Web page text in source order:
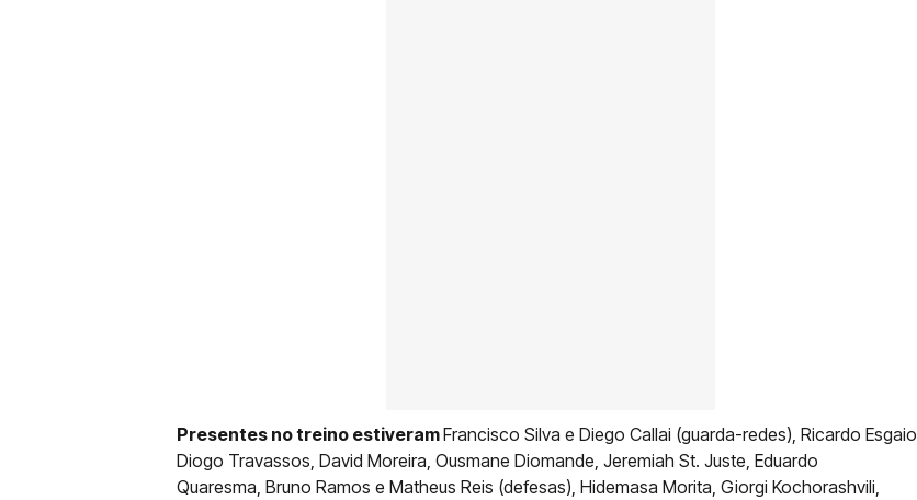
Presentes no treino estiveramFrancisco Silva e Diego Callai (guarda-redes), Ricardo Esgaio,
Diogo Travassos, David Moreira, Ousmane Diomande, Jeremiah St. Juste, Eduardo
Quaresma, Bruno Ramos e Matheus Reis (defesas), Hidemasa Morita, Giorgi Kochorashvili,